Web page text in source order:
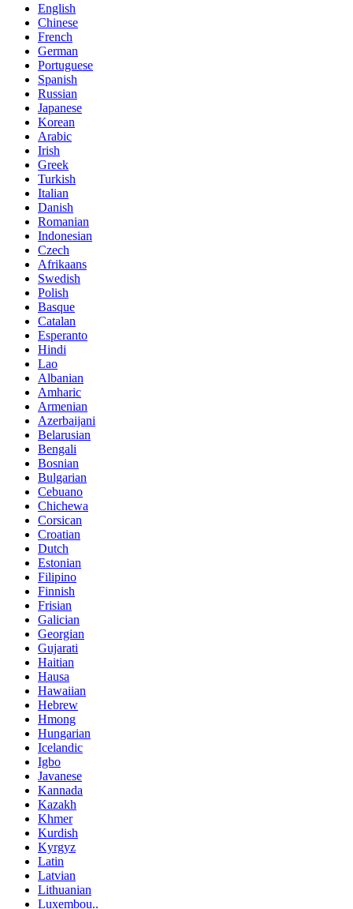
English
Chinese
French
German
Portuguese
Spanish
Russian
Japanese
Korean
Arabic
Irish
Greek
Turkish
Italian
Danish
Romanian
Indonesian
Czech
Afrikaans
Swedish
Polish
Basque
Catalan
Esperanto
Hindi
Lao
Albanian
Amharic
Armenian
Azerbaijani
Belarusian
Bengali
Bosnian
Bulgarian
Cebuano
Chichewa
Corsican
Croatian
Dutch
Estonian
Filipino
Finnish
Frisian
Galician
Georgian
Gujarati
Haitian
Hausa
Hawaiian
Hebrew
Hmong
Hungarian
Icelandic
Igbo
Javanese
Kannada
Kazakh
Khmer
Kurdish
Kyrgyz
Latin
Latvian
Lithuanian
Luxembou..